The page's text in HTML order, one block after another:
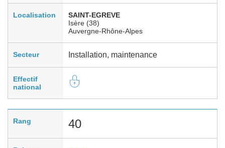
Localisation
SAINT-EGREVE
Isère (38)
Auvergne-Rhône-Alpes
Secteur Installation, maintenance
Effectif
national
Rang 40